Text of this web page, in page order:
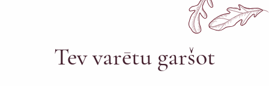
Tev varētu garšot